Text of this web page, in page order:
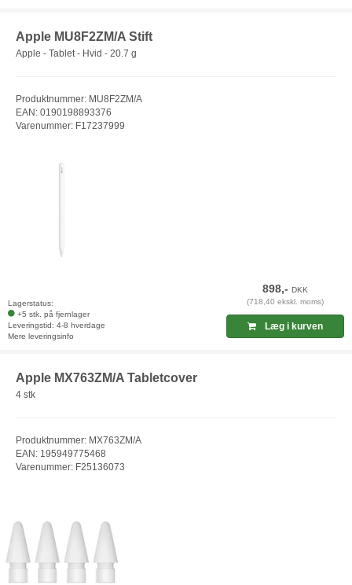
Apple MU8F2ZM/A Stift
Apple - Tablet - Hvid - 20.7 g
Produktnummer: MU8F2ZM/A
EAN: 0190198893376
Varenummer: F17237999
Lagerstatus:
+5 stk. på fjernlager
Leveringstid: 4-8 hverdage
Mere leveringsinfo
898,-DKK
(718,40 ekskl. moms)
Læg i kurven
Apple MX763ZM/A Tabletcover
4 stk
Produktnummer: MX763ZM/A
EAN: 195949775468
Varenummer: F25136073